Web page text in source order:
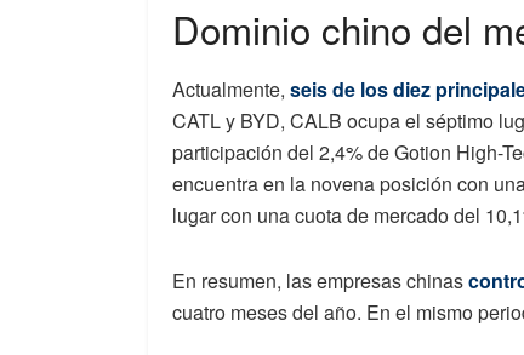
Dominio chino del
Actualmente, seis de los diez
CATL y BYD, CALB ocupa el séptimo
participación del 2,4% deGotion High-
encuentra en la novena posición con
lugar con una cuota de mercado del
En resumen, las empresas chinas
cuatro meses del año. En el mismo